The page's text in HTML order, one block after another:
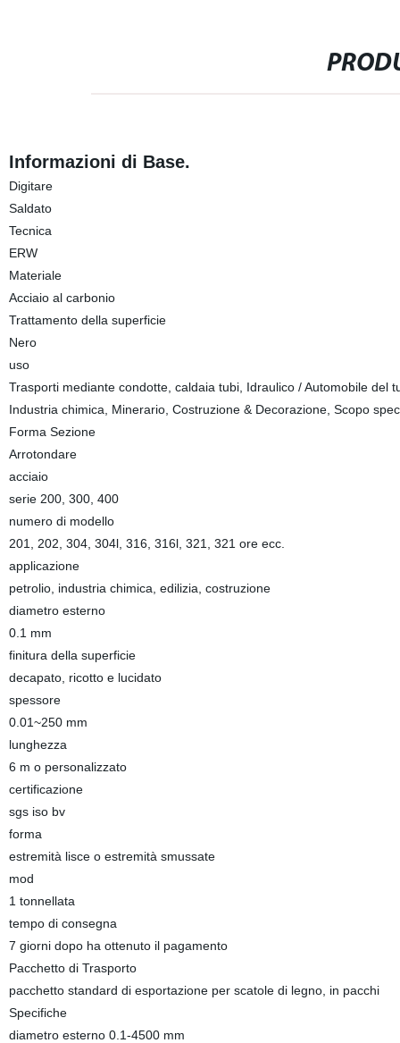
Informazioni di Base.
Digitare
Saldato
Tecnica
ERW
Materiale
Acciaio al carbonio
Trattamento della superficie
Nero
uso
Trasporti mediante condotte, caldaia tubi, Idraulico / Automobile del
Industria chimica, Minerario, Costruzione & Decorazione, Scopo
Forma Sezione
Arrotondare
acciaio
serie 200, 300, 400
numero di modello
201, 202, 304, 304l, 316, 316l, 321, 321 ore ecc.
applicazione
petrolio, industria chimica, edilizia, costruzione
diametro esterno
0.1 mm
finitura della superficie
decapato, ricotto e lucidato
spessore
0.01~250 mm
lunghezza
6 m o personalizzato
certificazione
sgs iso bv
forma
estremità lisce o estremità smussate
mod
1 tonnellata
tempo di consegna
7 giorni dopo ha ottenuto il pagamento
Pacchetto di Trasporto
pacchetto standard di esportazione per scatole di legno, in pacchi
Specifiche
diametro esterno 0.1-4500 mm